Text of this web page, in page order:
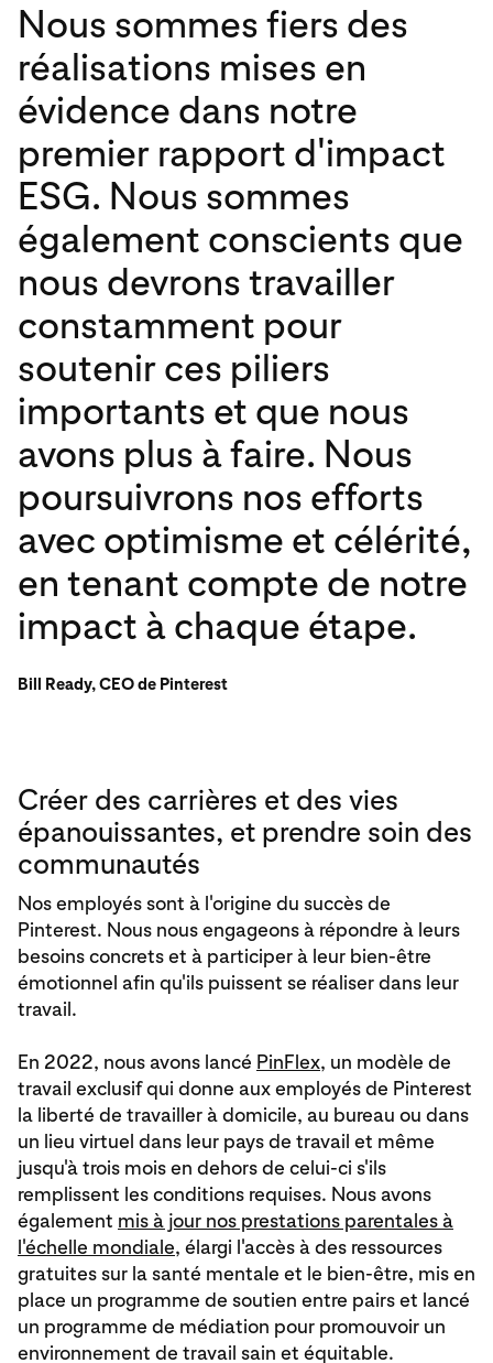
Nous sommes fiers des
réalisations mises en
évidence dans notre
premier rapport d'impact
ESG. Nous sommes
également conscients que
nous devrons travailler
constamment pour
soutenir ces piliers
importants et que nous
avons plus à faire. Nous
poursuivrons nos efforts
avec optimisme et célérité,
en tenant compte de notre
impact à chaque étape.
Bill Ready, CEO de Pinterest
Créer des carrières et des vies
épanouissantes, et prendre soin des
communautés
Nos employés sont à l'origine du succès de
Pinterest. Nous nous engageons à répondre à leurs
besoins concrets et à participer à leur bien-être
émotionnel afin qu'ils puissent se réaliser dans leur
travail.
En 2022, nous avons lancé PinFlex, un modèle de
travail exclusif qui donne aux employés de Pinterest
la liberté de travailler à domicile, au bureau ou dans
un lieu virtuel dans leur pays de travail et même
jusqu'à trois mois en dehors de celui-ci s'ils
remplissent les conditions requises. Nous avons
également mis à jour nos prestations parentales à
l'échelle mondiale, élargi l'accès à des ressources
gratuites sur la santé mentale et le bien-être, mis en
place un programme de soutien entre pairs et lancé
un programme de médiation pour promouvoir un
environnement de travail sain et équitable.